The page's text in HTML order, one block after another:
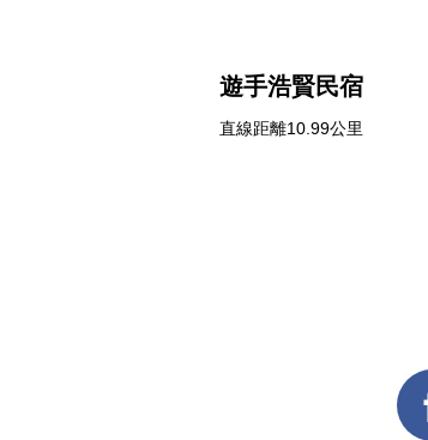
遊手浩賢民宿
直線距離10.99公里